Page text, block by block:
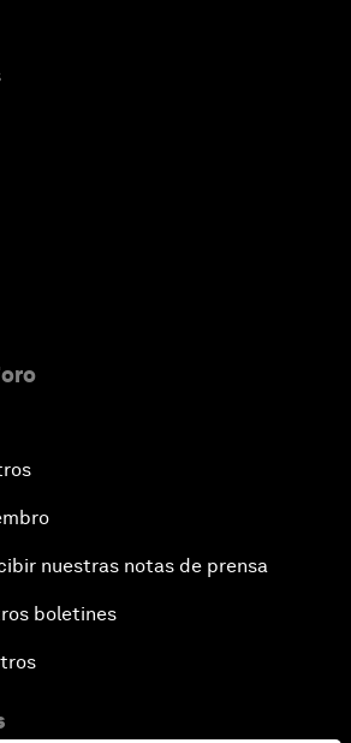
nuestras notas de prensa
boletines